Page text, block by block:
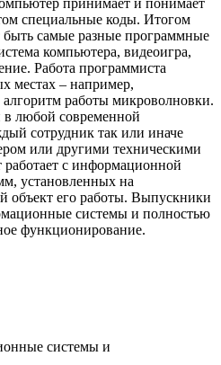
принимает и понимает
специальные коды. Итогом
самые разные программные
компьютера, видеоигра,
Работа программиста
местах – например,
работы микроволновки.
любой современной
сотрудник так или иначе
или другими техническими
с информационной
установленных на
объект его работы. Выпускники
системы и полностью
функционирование.
системы и